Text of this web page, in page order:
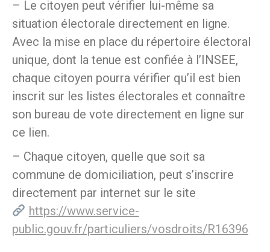
– Le citoyen peut vérifier lui-même sa
situation électorale directement en ligne.
Avec la mise en place du répertoire électoral
unique, dont la tenue est confiée à l’INSEE,
chaque citoyen pourra vérifier qu’il est bien
inscrit sur les listes électorales et connaître
son bureau de vote directement en ligne sur
ce lien.
– Chaque citoyen, quelle que soit sa
commune de domiciliation, peut s’inscrire
directement par internet sur le site
https://www.service-
public.gouv.fr/particuliers/vosdroits/R16396